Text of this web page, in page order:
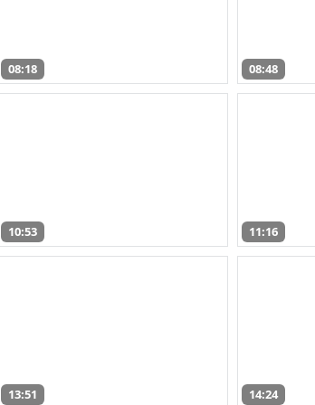
08:18 08:48
10:53 11:16
13:51 14:24